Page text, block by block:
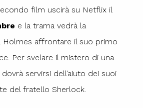
film uscirà su Netflix il
e la trama vedrà la
affrontare il suo primo
Per svelare il mistero di una
servirsi dell’aiuto dei suoi
del fratello Sherlock.